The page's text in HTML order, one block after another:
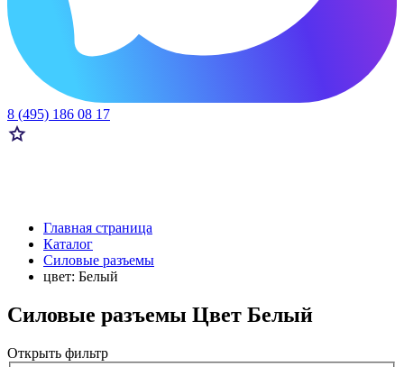
8 (495) 186 08 17
Главная страница
Каталог
Силовые разъемы
цвет: Белый
Силовые разъемы Цвет Белый
Открыть фильтр